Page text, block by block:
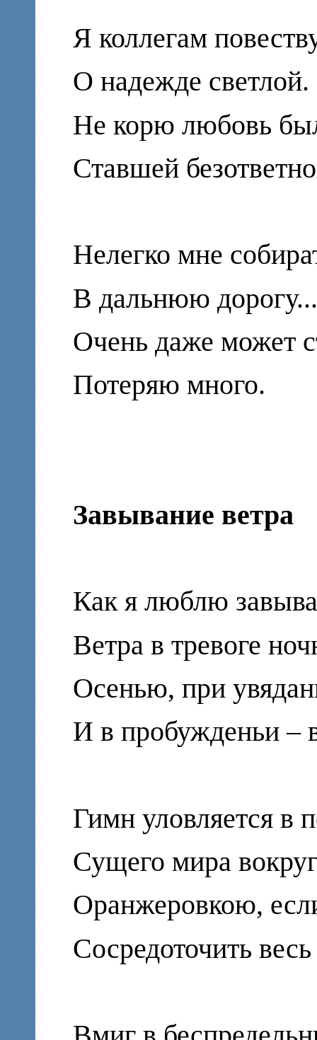
Я коллегам
О надежде светлой.
Не корю любовь
Ставшей
Нелегко мне
В дальнюю дорогу...
Очень даже может
Потеряю много.
Завывание ветра
Как я люблю
Ветра в тревоге
Осенью, при
И в пробужденьи –
Гимн уловляется в
Сущего мира
Оранжеровкою,
Сосредоточить